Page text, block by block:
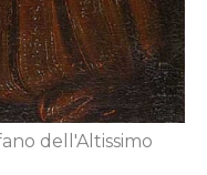
dell'Altissimo